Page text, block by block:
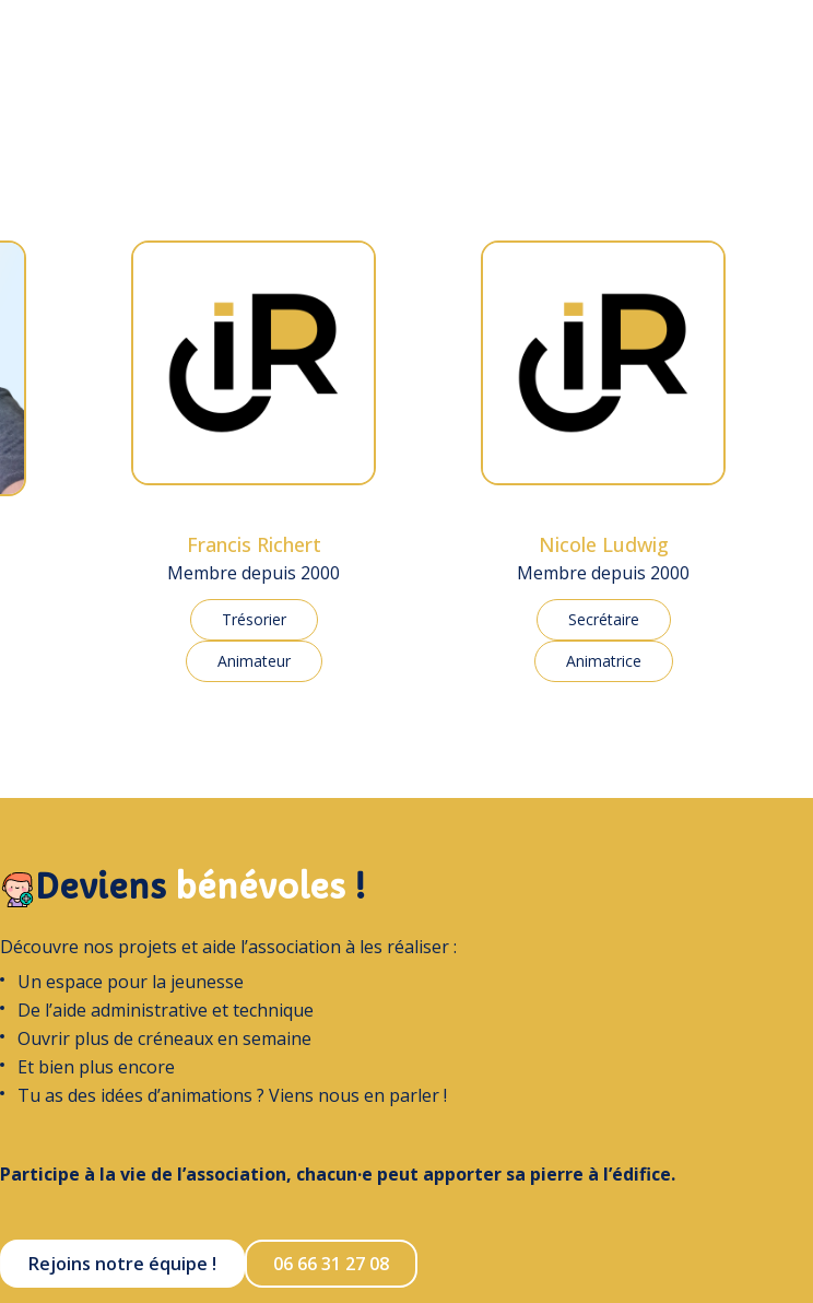
Francis Richert
Membre depuis 2000
Trésorier
Animateur
Nicole Ludwig
Membre depuis 2000
Secrétaire
Animatrice
Deviens bénévoles !
Découvre nos projets et aide l’association à les réaliser :
Un espace pour la jeunesse
De l’aide administrative et technique
Ouvrir plus de créneaux en semaine
Et bien plus encore
Tu as des idées d’animations ? Viens nous en parler !
Participe à la vie de l’association, chacun·e peut apporter sa pierre à l’édifice.
Rejoins notre équipe ! 06 66 31 27 08